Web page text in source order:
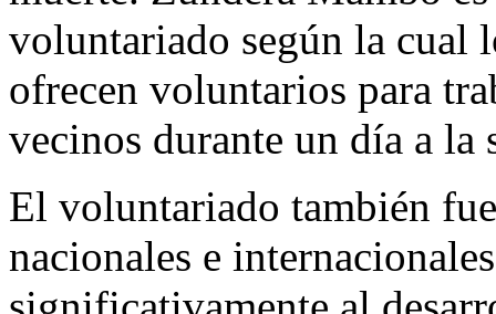
voluntariado según la cual
ofrecen voluntarios para
vecinos durante un día a la
El voluntariado también
nacionales e